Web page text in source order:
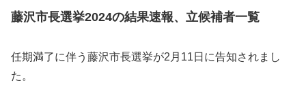
藤沢市長選挙2024の結果速報、立候補者一覧
任期満了に伴う藤沢市長選挙が2月11日に告知されまし
た。